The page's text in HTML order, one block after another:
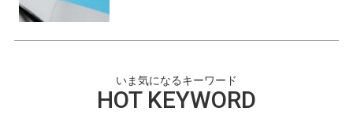
いま気になるキーワード
HOT KEYWORD